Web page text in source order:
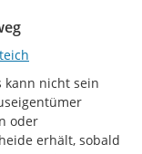
kann nicht sein
oder
erhält, sobald